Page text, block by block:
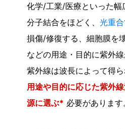
化学/工業/医療といった幅
分子結合をほどく、光重合
損傷/修復する、細胞膜を
などの用途・目的に紫外
紫外線は波長によって得ら
用途や目的に応じた紫外
源に選ぶ* 必要がありま